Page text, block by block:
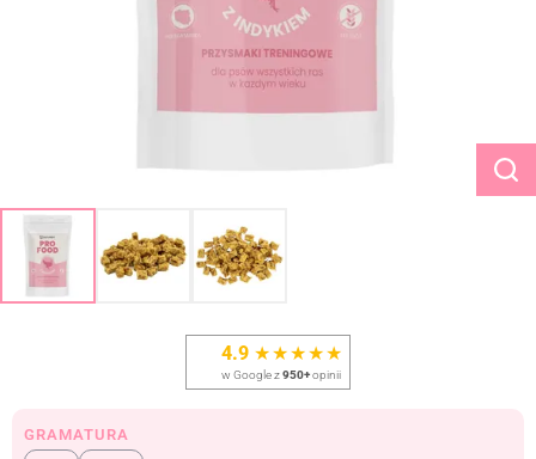
4.9 ★★★★★
w Google z950+opinii
GRAMATURA